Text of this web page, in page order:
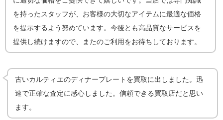
を持ったスタッフが、お客様の大切なアイテムに最適な価格
を提示するよう努めています。今後とも高品質なサービスを
提供し続けますので、またのご利用をお待ちしております。
古いカルティエのディナープレートを買取に出しました。迅
速で正確な査定に感心しました。信頼できる買取店だと思い
ます。